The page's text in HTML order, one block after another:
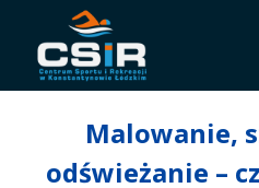
Malowanie,
odświeżanie –